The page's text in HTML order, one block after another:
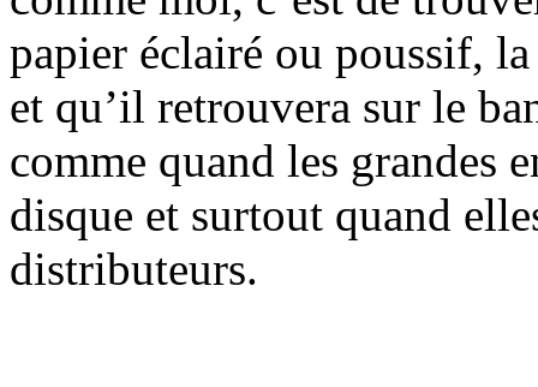
papier éclairé ou poussif,
et qu’il retrouvera sur le
comme quand les grandes
disque et surtout quand
distributeurs.